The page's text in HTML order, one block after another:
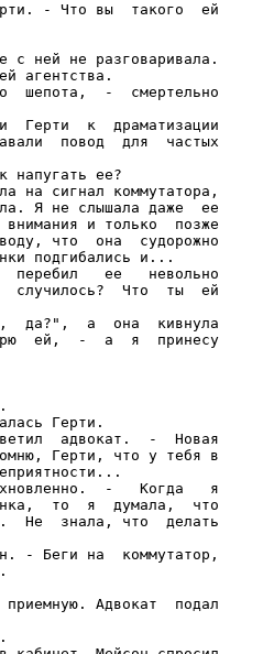
- Что вы  такого  ей
с ней не разговаривала.
агентства.
шепота,  -  смертельно
Герти  к  драматизации
повод  для  частых
напугать ее?
на сигнал коммутатора,
Я не слышала даже  ее
и только  позже
что  она  судорожно
подгибались и...
перебил   ее   невольно
случилось?  Что  ты  ей
да?",  а  она  кивнула
ей,  -  а  я  принесу
Герти.
адвокат.  -  Новая
Герти, что у тебя в
-   Когда   я
то  я  думала,  что
Не  знала, что  делать
- Беги на  коммутатор,
Адвокат  подал